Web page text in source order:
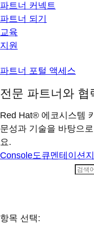
파트너 커넥트
파트너 되기
교육
지원
파트너 포털 액세스
전문 파트너와 협
Red Hat® 에코시스템
문성과 기술을 바탕으
요.
Console도큐멘테이션
항목 선택: